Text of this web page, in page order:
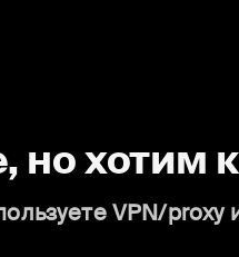
но хотим
VPN/